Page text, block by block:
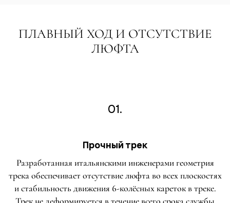
ПЛАВНЫЙ ХОД И ОТСУТСТВИЕ
ЛЮФТА
01.
Прочный трек
Разработанная итальянскими инженерами геометрия
трека обеспечивает отсутствие люфта во всех плоскостях
и стабильность движения 6-колёсных кареток в треке.